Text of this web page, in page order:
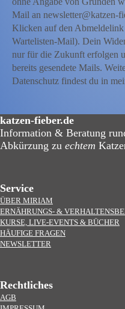
Mail an newsletter@katzen-
Klicken auf den
Wartelisten-Mail). Dein
nur für die Zukunft erfolgen
bereits gesendete Mails.
Datenschutz findest du in
katzen-fieber.de
Information & Beratung
Abkürzung zu echtem
Service
ÜBER MIRIAM
ERNÄHRUNGS- &
KURSE, LIVE-EVENTS & BÜCHER
HÄUFIGE FRAGEN
NEWSLETTER
Rechtliches
AGB